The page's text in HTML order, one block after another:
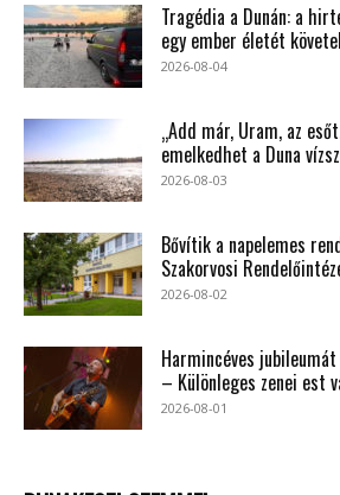
Tragédia a Dunán: a
egy ember életét
2026-08-04
„Add már, Uram, az
emelkedhet a Duna
2026-08-03
Bővítik a napelemes
Szakorvosi
2026-08-02
Harmincéves
– Különleges zenei est
2026-08-01